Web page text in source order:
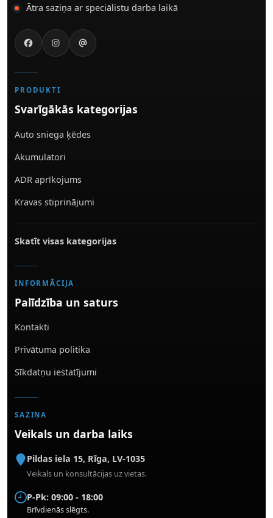
Ātra saziņa ar speciālistu darba laikā
PRODUKTI
Svarīgākās kategorijas
Auto sniega ķēdes
Akumulatori
ADR aprīkojums
Kravas stiprinājumi
Skatīt visas kategorijas
INFORMĀCIJA
Palīdzība un saturs
Kontakti
Privātuma politika
Sīkdatņu iestatījumi
SAZIŅA
Veikals un darba laiks
Pildas iela 15, Rīga, LV-1035
Veikals un konsultācijas uz vietas.
P-Pk: 09:00 - 18:00
Brīvdienās slēgts.